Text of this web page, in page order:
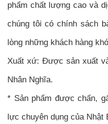
phẩm chất lượng cao và
chúng tôi có chính sách
lòng những khách hàng
Xuất xứ: Được sản xuất
Nhân Nghĩa.
* Sản phẩm được chấn,
lực chuyên dụng của Nhật